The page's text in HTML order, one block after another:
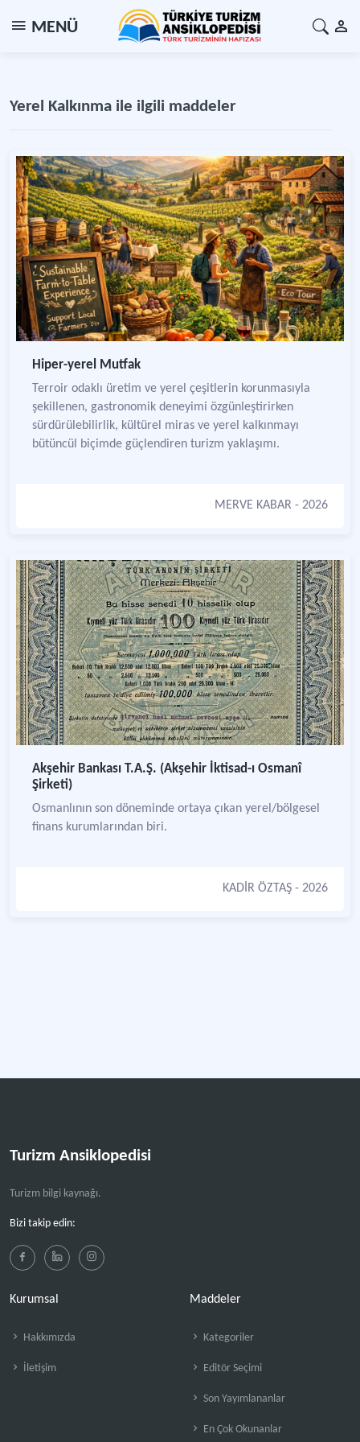
MENÜ
Yerel Kalkınma ile ilgili maddeler
Hiper-yerel Mutfak
Terroir odaklı üretim ve yerel çeşitlerin korunmasıyla
şekillenen, gastronomik deneyimi özgünleştirirken
sürdürülebilirlik, kültürel miras ve yerel kalkınmayı
bütüncül biçimde güçlendiren turizm yaklaşımı.
MERVE KABAR - 2026
Akşehir Bankası T.A.Ş. (Akşehir İktisad-ı Osmanî
Şirketi)
Osmanlının son döneminde ortaya çıkan yerel/bölgesel
finans kurumlarından biri.
KADİR ÖZTAŞ - 2026
Turizm Ansiklopedisi
Turizm bilgi kaynağı.
Bizi takip edin:
Kurumsal
Hakkımızda
İletişim
Maddeler
Kategoriler
Editör Seçimi
Son Yayımlananlar
En Çok Okunanlar